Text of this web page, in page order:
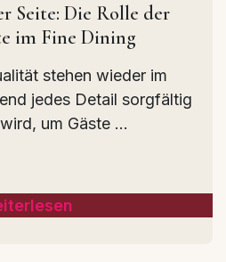
Seite: Die Rolle der
im Fine Dining
stehen wieder im
jedes Detail sorgfältig
um Gäste ...